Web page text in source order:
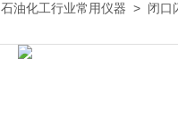
石油化工行业常用仪器 > 闭口